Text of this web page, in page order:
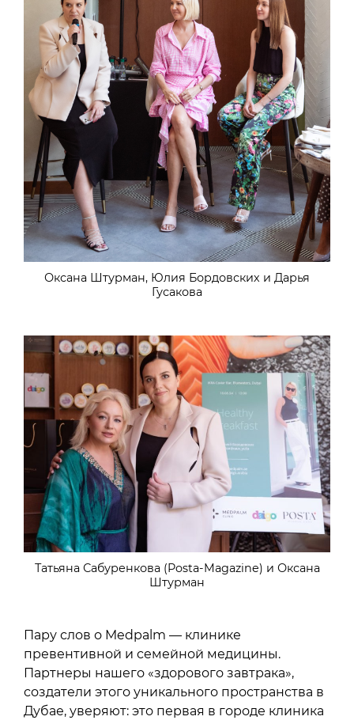
Оксана Штурман, Юлия Бордовских и Дарья
Гусакова
Татьяна Сабуренкова (Posta-Magazine) и Оксана
Штурман
Пару слов о Medpalm — клинике
превентивной и семейной медицины.
Партнеры нашего «здорового завтрака»,
создатели этого уникального пространства в
Дубае, уверяют: это первая в городе клиника